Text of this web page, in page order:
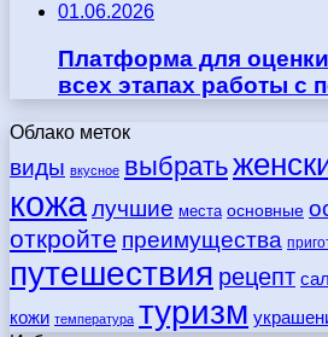
01.06.2026
Платформа для
всех этапах работы с
Облако меток
виды вкусное выбрать
кожалучшие места основные
откройте преимущества
путешествия рецепт
кожи температура туризм